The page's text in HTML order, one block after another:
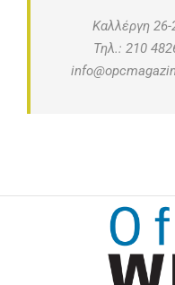
Kαλλέργη
Τηλ.: 210